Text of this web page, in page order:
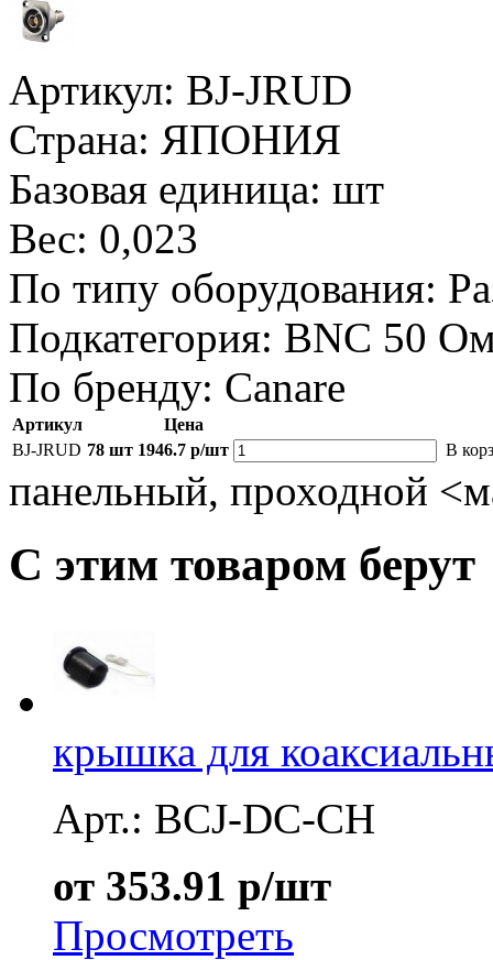
Артикул: BJ-JRUD
Страна: ЯПОНИЯ
Базовая единица: шт
Вес: 0,023
По типу оборудования:
Подкатегория: BNC 50
По бренду: Canare
Артикул
Цена
BJ-JRUD 78 шт 1946.7 р/шт В
панельный, проходной
С этим товаром берут
крышка для
Арт.: BCJ-DC-CH
от 353.91 р/шт
Просмотреть